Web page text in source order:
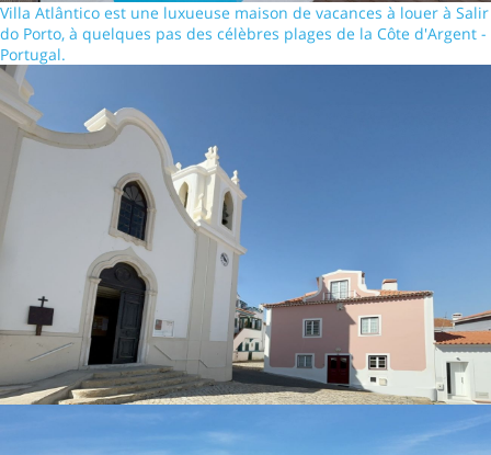
Villa Atlântico est une luxueuse maison de vacances à louer à Salir
do Porto, à quelques pas des célèbres plages de la Côte d'Argent -
Portugal.